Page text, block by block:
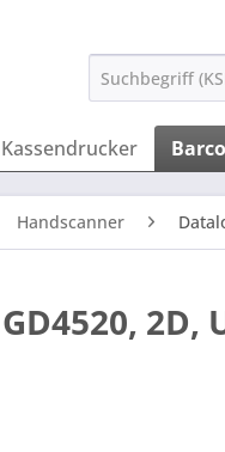
Kassendrucker
Handscanner
2D,